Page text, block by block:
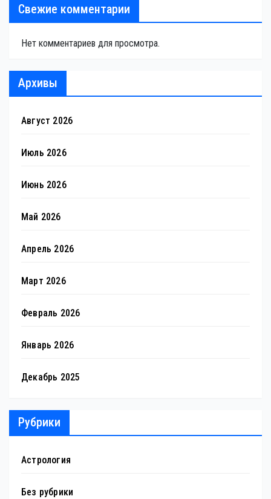
Свежие комментарии
Нет комментариев для просмотра.
Архивы
Август 2026
Июль 2026
Июнь 2026
Май 2026
Апрель 2026
Март 2026
Февраль 2026
Январь 2026
Декабрь 2025
Рубрики
Астрология
Без рубрики